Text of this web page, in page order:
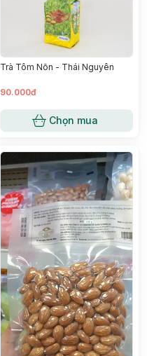
Trà Tôm Nõn - Thái Nguyên
90.000đ
Chọn mua